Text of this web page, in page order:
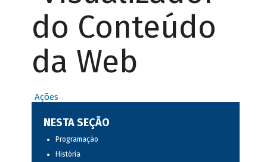
do Conteúdo
da Web
Ações
NESTA SEÇÃO
Programação
História